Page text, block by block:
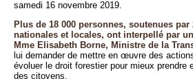
samedi 16 novembre 2019.
Plus de 18 000 personnes, soutenues
nationales et locales, ont interpellé par
Mme Elisabeth Borne, Ministre de la
lui demander de mettre en œuvre des
évoluer le droit forestier pour mieux prendre
des citoyens.